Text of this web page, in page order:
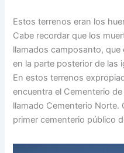
Estos terrenos eran los
Cabe recordar que los
llamados camposanto,
en la parte posterior de las
En estos terrenos
encuentra el Cementerio
llamado Cementerio Norte.
primer cementerio público